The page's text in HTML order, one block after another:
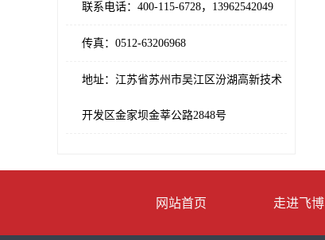
联系电话：400-115-6728，13962542049
传真：0512-63206968
地址：江苏省苏州市吴江区汾湖高新技术
开发区金家坝金莘公路2848号
网站首页 走进飞博